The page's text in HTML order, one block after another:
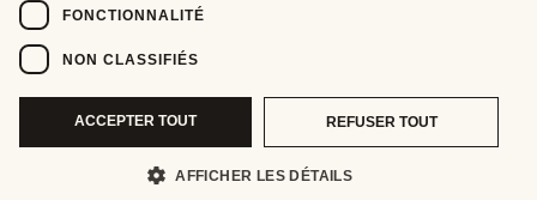
FONCTIONNALITÉ
NON CLASSIFIÉS
ACCEPTER TOUT REFUSER TOUT
AFFICHER LES DÉTAILS